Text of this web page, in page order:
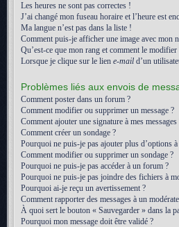
Les heures ne sont pas correctes !
J’ai changé mon fuseau horaire et l’heure est
Ma langue n’est pas dans la liste !
Comment puis-je afficher une image avec mon
Qu’est-ce que mon rang et comment le modifier
Lorsque je clique sur le lien e-mail d’un
Problèmes liés aux envois de
Comment poster dans un forum ?
Comment modifier ou supprimer un message ?
Comment ajouter une signature à mes messages
Comment créer un sondage ?
Pourquoi ne puis-je pas ajouter plus d’options
Comment modifier ou supprimer un sondage ?
Pourquoi ne puis-je pas accéder à un forum ?
Pourquoi ne puis-je pas joindre des fichiers à
Pourquoi ai-je reçu un avertissement ?
Comment rapporter des messages à un
À quoi sert le bouton « Sauvegarder » dans la
Pourquoi mon message doit être validé ?